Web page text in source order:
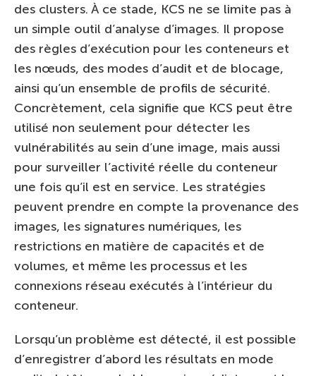
des clusters. À ce stade, KCS ne se limite pas à
un simple outil d’analyse d’images. Il propose
des règles d’exécution pour les conteneurs et
les nœuds, des modes d’audit et de blocage,
ainsi qu’un ensemble de profils de sécurité.
Concrètement, cela signifie que KCS peut être
utilisé non seulement pour détecter les
vulnérabilités au sein d’une image, mais aussi
pour surveiller l’activité réelle du conteneur
une fois qu’il est en service. Les stratégies
peuvent prendre en compte la provenance des
images, les signatures numériques, les
restrictions en matière de capacités et de
volumes, et même les processus et les
connexions réseau exécutés à l’intérieur du
conteneur.
Lorsqu’un problème est détecté, il est possible
d’enregistrer d’abord les résultats en mode